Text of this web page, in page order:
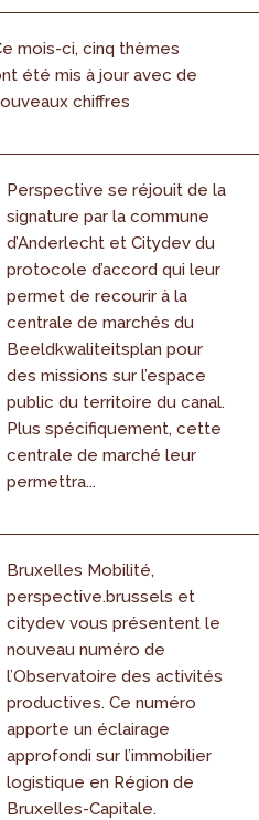
mois-ci, cinq thèmes
été mis à jour avec de
chiffres
Perspective se réjouit de la
signature par la commune
d’Anderlecht et Citydev du
protocole d’accord qui leur
permet de recourir à la
centrale de marchés du
Beeldkwaliteitsplan pour
des missions sur l’espace
public du territoire du canal.
Plus spécifiquement, cette
centrale de marché leur
permettra...
Bruxelles Mobilité,
perspective.brussels et
citydev vous présentent le
nouveau numéro de
l’Observatoire des activités
productives. Ce numéro
apporte un éclairage
approfondi sur l’immobilier
logistique en Région de
Bruxelles-Capitale.